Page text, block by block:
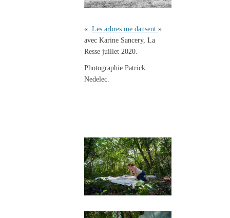
« Les arbres me dansent »
avec Karine Sancery, La
Resse juillet 2020.
Photographie Patrick
Nedelec.